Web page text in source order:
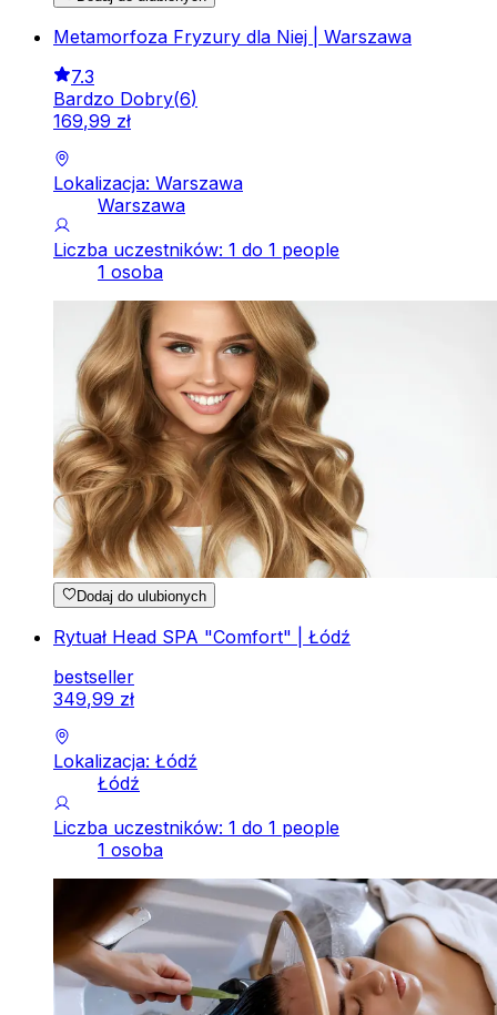
Metamorfoza Fryzury dla Niej | Warszawa
7.3
Bardzo Dobry(6)
169,99 zł
Lokalizacja: Warszawa
Warszawa
Liczba uczestników: 1 do 1 people
1 osoba
Dodaj do ulubionych
Rytuał Head SPA "Comfort" | Łódź
bestseller
349,99 zł
Lokalizacja: Łódź
Łódź
Liczba uczestników: 1 do 1 people
1 osoba